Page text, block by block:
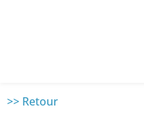
>> Retour